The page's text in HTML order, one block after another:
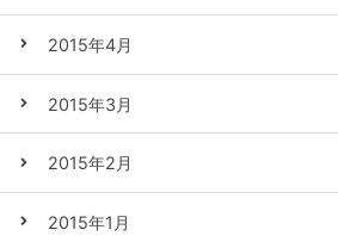
2015年4月
2015年3月
2015年2月
2015年1月